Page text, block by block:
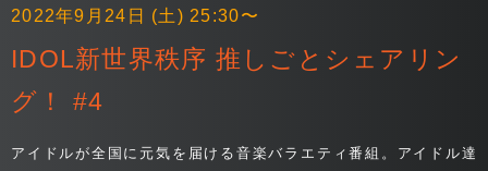
2022年9月24日 (土) 25:30〜
IDOL新世界秩序 推しごとシェアリン
グ！ #4
アイドルが全国に元気を届ける音楽バラエティ番組。アイドル達